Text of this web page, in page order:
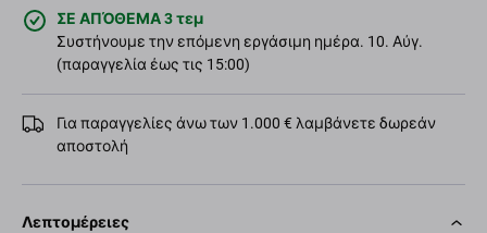
ΣΕ ΑΠΌΘΕΜΑ 3 τεμ
Συστήνουμε την επόμενη εργάσιμη ημέρα. 10. Αύγ.
(παραγγελία έως τις 15:00)
Για παραγγελίες άνω των 1.000 € λαμβάνετε δωρεάν
αποστολή
Λεπτομέρειες